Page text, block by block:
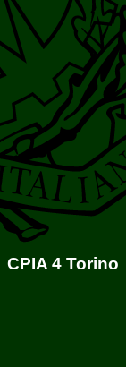
CPIA 4 Torino